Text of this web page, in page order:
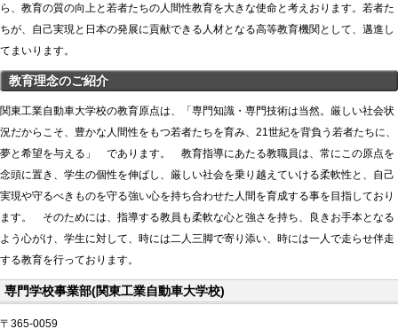
ら、教育の質の向上と若者たちの人間性教育を大きな使命と考えおります。若者た
ちが、自己実現と日本の発展に貢献できる人材となる高等教育機関として、邁進し
てまいります。
教育理念のご紹介
関東工業自動車大学校の教育原点は、「専門知識・専門技術は当然。厳しい社会状
況だからこそ、豊かな人間性をもつ若者たちを育み、21世紀を背負う若者たちに、
夢と希望を与える」 であります。 教育指導にあたる教職員は、常にこの原点を
念頭に置き、学生の個性を伸ばし、厳しい社会を乗り越えていける柔軟性と、自己
実現や守るべきものを守る強い心を持ち合わせた人間を育成する事を目指しており
ます。 そのためには、指導する教員も柔軟な心と強さを持ち、良きお手本となる
よう心がけ、学生に対して、時には二人三脚で寄り添い、時には一人で走らせ伴走
する教育を行っております。
専門学校事業部(関東工業自動車大学校)
〒365-0059